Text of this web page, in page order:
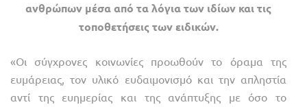
ανθρώπων μέσα από τα λόγια των ιδίων και τις
τοποθετήσεις των ειδικών.
«Οι σύγχρονες κοινωνίες προωθούν το όραμα της
ευμάρειας, τον υλικό ευδαιμονισμό και την απληστία
αντί της ευημερίας και της ανάπτυξης με όσο το